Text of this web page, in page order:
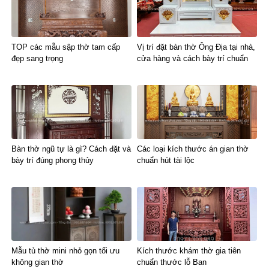
TOP các mẫu sập thờ tam cấp
đẹp sang trọng
Vị trí đặt bàn thờ Ông Địa tại nhà,
cửa hàng và cách bày trí chuẩn
Bàn thờ ngũ tự là gì? Cách đặt và
bày trí đúng phong thủy
Các loại kích thước án gian thờ
chuẩn hút tài lộc
Mẫu tủ thờ mini nhỏ gọn tối ưu
không gian thờ
Kích thước khám thờ gia tiên
chuẩn thước lỗ Ban